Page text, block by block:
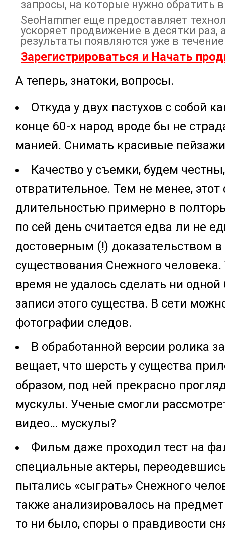
запросы, на которые нужно обратить
SeoHammer еще предоставляет
ускоряет продвижение в десятки раз,
результаты появляются уже в
Зарегистрироваться и Начать
А теперь, знатоки, вопросы.
Откуда у двух пастухов с собой
конце 60-х народ вроде бы не
манией. Снимать красивые
Качество у съемки, будем честны,
отвратительное. Тем не менее,
длительностью примерно в
по сей день считается едва ли не
достоверным (!) доказательством в
существования Снежного человека.
время не удалось сделать ни одной
записи этого существа. В сети
фотографии следов.
В обработанной версии ролика
вещает, что шерсть у существа
образом, под ней прекрасно
мускулы. Ученые смогли
видео… мускулы?
Фильм даже проходил тест на
специальные актеры,
пытались «сыграть» Снежного
также анализировалось на
то ни было, споры о правдивости